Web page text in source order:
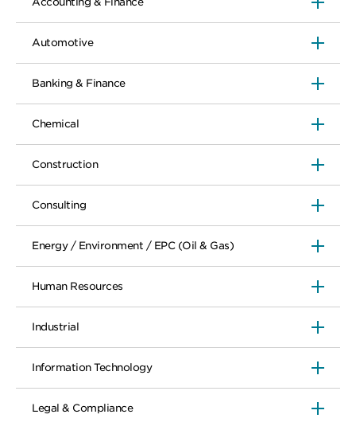
Automotive
Banking & Finance
Chemical
Construction
Consulting
Energy / Environment / EPC (Oil & Gas)
Human Resources
Industrial
Information Technology
Legal & Compliance